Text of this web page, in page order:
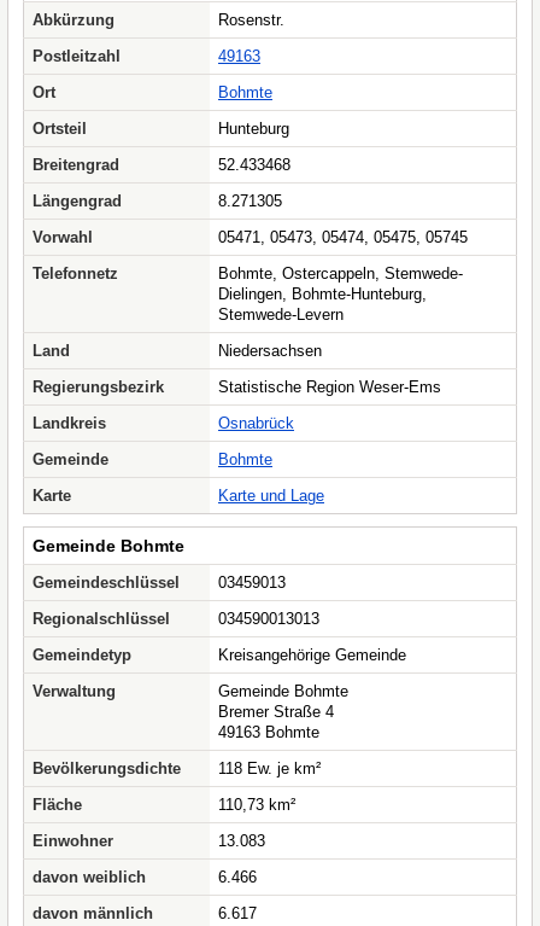
Abkürzung
Rosenstr.
Postleitzahl
49163
Ort
Bohmte
Ortsteil
Hunteburg
Breitengrad
52.433468
Längengrad
8.271305
Vorwahl
05471, 05473, 05474, 05475, 05745
Telefonnetz
Bohmte, Ostercappeln, Stemwede-
Dielingen, Bohmte-Hunteburg,
Stemwede-Levern
Land
Niedersachsen
Regierungsbezirk
Statistische Region Weser-Ems
Landkreis
Osnabrück
Gemeinde
Bohmte
Karte
Karte und Lage
Gemeinde Bohmte
Gemeindeschlüssel
03459013
Regionalschlüssel
034590013013
Gemeindetyp
Kreisangehörige Gemeinde
Verwaltung
Gemeinde Bohmte
Bremer Straße 4
49163 Bohmte
Bevölkerungsdichte
118 Ew. je km²
Fläche
110,73 km²
Einwohner
13.083
davon weiblich
6.466
davon männlich
6.617